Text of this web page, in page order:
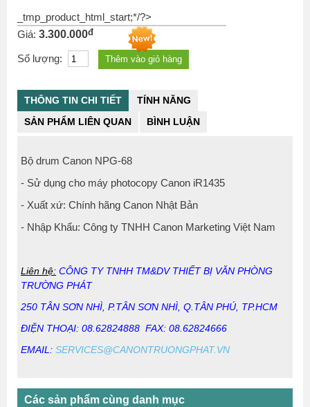
_tmp_product_html_start;*/?>
Giá: 3.300.000đ
Số lượng:
THÔNG TIN CHI TIẾT
TÍNH NĂNG
SẢN PHẨM LIÊN QUAN
BÌNH LUẬN
Bộ drum Canon NPG-68
- Sử dụng cho máy photocopy Canon iR1435
- Xuất xứ: Chính hãng Canon Nhật Bản
- Nhập Khẩu: Công ty TNHH Canon Marketing Việt Nam
Liên hệ: CÔNG TY TNHH TM&DV THIẾT BỊ VĂN PHÒNG
TRƯỜNG PHÁT
250 TÂN SƠN NHÌ, P.TÂN SƠN NHÌ, Q.TÂN PHÚ, TP.HCM
ĐIỆN THOẠI: 08.62824888 FAX: 08.62824666
EMAIL: SERVICES@CANONTRUONGPHAT.VN
Các sản phẩm cùng danh mục